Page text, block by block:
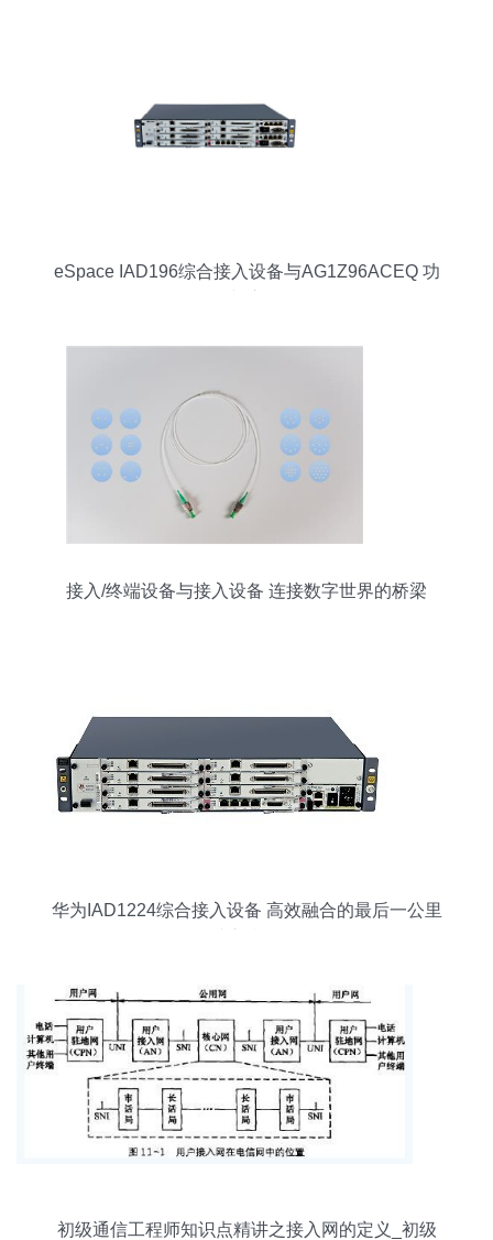
eSpace IAD196综合接入设备与AG1Z96ACEQ 功
接入/终端设备与接入设备 连接数字世界的桥梁
华为IAD1224综合接入设备 高效融合的最后一公里
初级通信工程师知识点精讲之接入网的定义_初级